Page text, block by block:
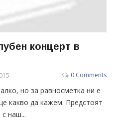
концерт в
0 Comments
но за равносметка ни е
какво да кажем. Предстоят
наш...